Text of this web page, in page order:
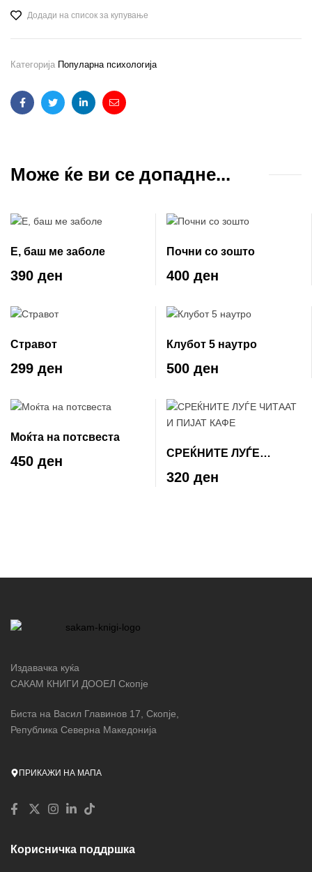
Додади на список за купување
Категорија Популарна психологија
FacebookTwitterLinkedinEmail
Може ќе ви се допадне...
Е, баш ме заболе
390 ден
Почни со зошто
400 ден
Стравот
299 ден
Клубот 5 наутро
500 ден
Моќта на потсвеста
450 ден
СРЕЌНИТЕ ЛУЃЕ
ЧИТААТ И ПИЈАТ КАФЕ
320 ден
Издавачка куќа
САКАМ КНИГИ ДООЕЛ Скопје
Биста на Васил Главинов 17, Скопје,
Република Северна Македонија
ПРИКАЖИ НА МАПА
Корисничка поддршка